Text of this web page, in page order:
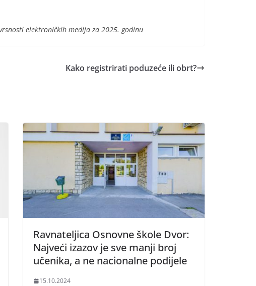
elektroničkih medija za 2025. godinu
Kako registrirati poduzeće ili obrt?
Ravnateljica Osnovne škole Dvor:
Najveći izazov je sve manji broj
učenika, a ne nacionalne podijele
15.10.2024